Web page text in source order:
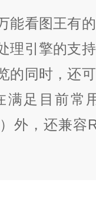
能看图王有
理引擎的支
的同时，还
满足目前常
外，还兼容